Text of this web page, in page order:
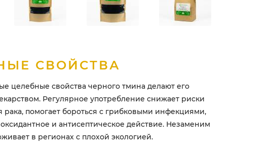
СВОЙСТВА
целебные свойства черного тмина делают его
Регулярное употребление снижает риски
рака, помогает бороться с грибковыми инфекциями,
и антисептическое действие. Незаменим
в регионах с плохой экологией.